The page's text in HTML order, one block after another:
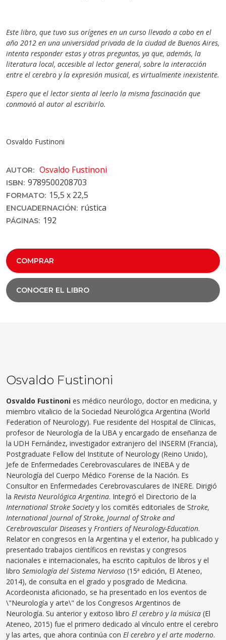
Este libro, que tuvo sus orígenes en un curso llevado a cabo en el
año 2012 en una universidad privada de la ciudad de Buenos Aires,
intenta responder estas y otras preguntas, ya que, además, la
literatura local, accesible al lector general, sobre la interacción
entre el cerebro y la expresión musical, es virtualmente inexistente.
Espero que el lector sienta al leerlo la misma fascinación que
conmovió al autor al escribirlo.
Osvaldo Fustinoni
AUTOR: Osvaldo Fustinoni
ISBN: 9789500208703
FORMATO: 15,5 x 22,5
ENCUADERNACIÓN: rústica
PÁGINAS: 192
COMPRAR
CONOCER EL LIBRO
Osvaldo Fustinoni
Osvaldo Fustinoni es médico neurólogo, doctor en medicina, y
miembro vitalicio de la Sociedad Neurológica Argentina (World
Federation of Neurology). Fue residente del Hospital de Clínicas,
profesor de Neurología de la UBA y encargado de enseñanza de
la UDH Fernández, investigador extranjero del INSERM (Francia),
Postgraduate Fellow del Institute of Neurology (Reino Unido),
Jefe de Enfermedades Cerebrovasculares de INEBA y de
Neurología del Cuerpo Médico Forense de la Nación. Es
Consultor en Enfermedades Cerebrovasculares de INERE. Dirigió
la Revista Neurológica Argentina. Integró el Directorio de la
International Stroke Societyy los comités editoriales de Stroke,
International Journal of Stroke, Journal of Stroke and
Cerebrovascular Diseases y Frontiers of Neurology-Education.
Relator en congresos en la Argentina y el exterior, ha publicado y
presentado trabajos científicos en revistas y congresos
nacionales e internacionales, ha escrito capítulos de libros y el
libro Semiología del Sistema Nervioso (15ª edición, El Ateneo,
2014), de consulta en el grado y posgrado de Medicina.
Acordeonista aficionado, se ha presentado en los eventos de
\"Neurología y arte\" de los Congresos Argentinos de
Neurología. Su anterior y exitoso libro El cerebro y la música (El
Ateneo, 2015) fue el primero dedicado al vínculo entre el cerebro
y las artes, que ahora continúa con El cerebro y el arte moderno.